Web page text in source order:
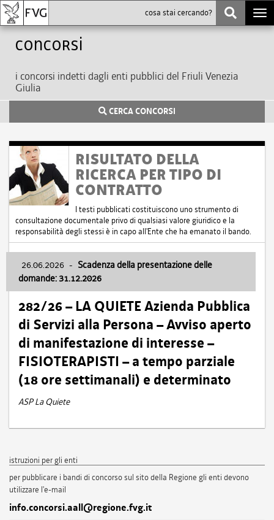
Concorsi
i concorsi indetti dagli enti pubblici del Friuli Venezia
Giulia
CERCA CONCORSI
RISULTATO DELLA
RICERCA PER TIPO DI
CONTRATTO
I testi pubblicati costituiscono uno strumento di
consultazione documentale privo di qualsiasi valore giuridico e la
responsabilità degli stessi è in capo all'Ente che ha emanato il bando.
26.06.2026 - Scadenza della presentazione delle
domande: 31.12.2026
282/26 – LA QUIETE Azienda Pubblica
di Servizi alla Persona – Avviso aperto
di manifestazione di interesse –
FISIOTERAPISTI – a tempo parziale
(18 ore settimanali) e determinato
ASP La Quiete
istruzioni per gli enti
per pubblicare i bandi di concorso sul sito della Regione gli enti devono
utilizzare l'e-mail
info.concorsi.aall@regione.fvg.it